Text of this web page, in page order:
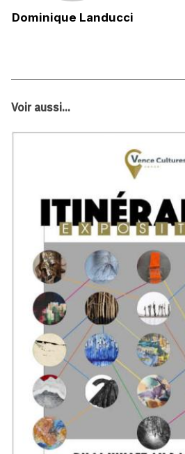
Dominique Landucci
Voir aussi...